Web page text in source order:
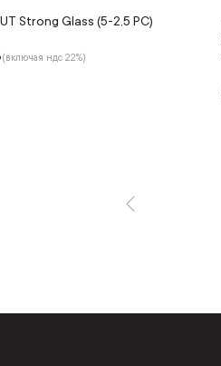
Strong Glass (5-2,5 РС)
(включая ндс 22%)